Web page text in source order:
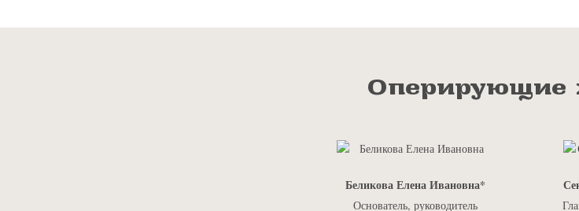
Оперирующие
Беликова Елена Ивановна
Основатель, руководитель